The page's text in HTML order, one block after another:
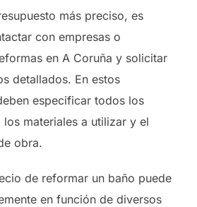
más preciso, es
con empresas o
en A Coruña y solicitar
detallados. En estos
especificar todos los
materiales a utilizar y el
obra.
de reformar un baño puede
en función de diversos